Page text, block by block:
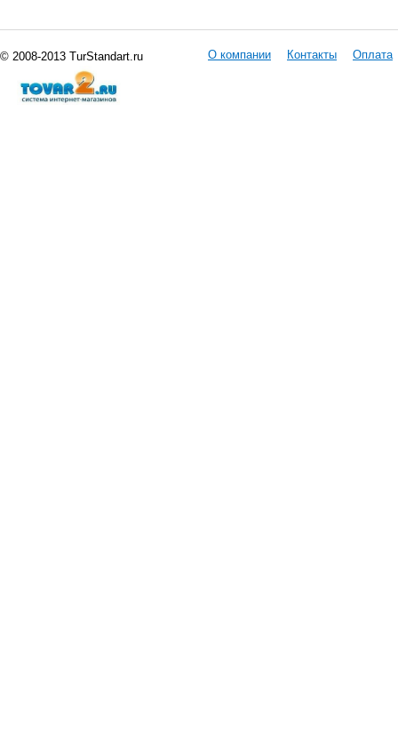
© 2008-2013 TurStandart.ru О компании Контакты Оплата